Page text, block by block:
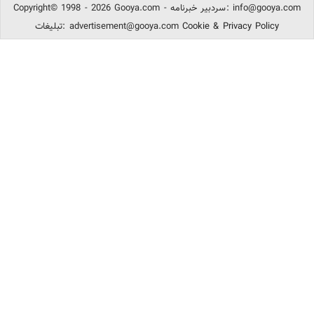
Copyright© 1998 - 2026 Gooya.com - سردبیر خبرنامه: info@gooya.com
تبلیغات: advertisement@gooya.com Cookie & Privacy Policy